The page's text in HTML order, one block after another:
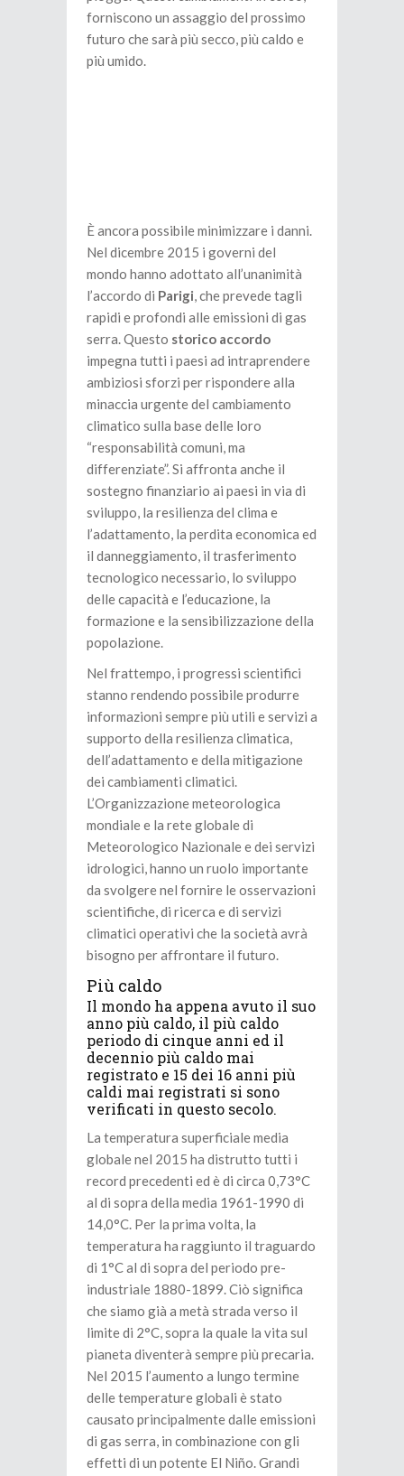
forniscono un assaggio del prossimo
futuro che sarà più secco, più caldo e
più umido.
È ancora possibile minimizzare i danni.
Nel dicembre 2015 i governi del
mondo hanno adottato all’unanimità
l’accordo di Parigi, che prevede tagli
rapidi e profondi alle emissioni di gas
serra. Questo storico accordo
impegna tutti i paesi ad intraprendere
ambiziosi sforzi per rispondere alla
minaccia urgente del cambiamento
climatico sulla base delle loro
“responsabilità comuni, ma
differenziate”. Si affronta anche il
sostegno finanziario ai paesi in via di
sviluppo, la resilienza del clima e
l’adattamento, la perdita economica ed
il danneggiamento, il trasferimento
tecnologico necessario, lo sviluppo
delle capacità e l’educazione, la
formazione e la sensibilizzazione della
popolazione.
Nel frattempo, i progressi scientifici
stanno rendendo possibile produrre
informazioni sempre più utili e servizi a
supporto della resilienza climatica,
dell’adattamento e della mitigazione
dei cambiamenti climatici.
L’Organizzazione meteorologica
mondiale e la rete globale di
Meteorologico Nazionale e dei servizi
idrologici, hanno un ruolo importante
da svolgere nel fornire le osservazioni
scientifiche, di ricerca e di servizi
climatici operativi che la società avrà
bisogno per affrontare il futuro.
Più caldo
Il mondo ha appena avuto il suo
anno più caldo, il più caldo
periodo di cinque anni ed il
decennio più caldo mai
registrato e 15 dei 16 anni più
caldi mai registrati si sono
verificati in questo secolo.
La temperatura superficiale media
globale nel 2015 ha distrutto tutti i
record precedenti ed è di circa 0,73°C
al di sopra della media 1961-1990 di
14,0°C. Per la prima volta, la
temperatura ha raggiunto il traguardo
di 1°C al di sopra del periodo pre-
industriale 1880-1899. Ciò significa
che siamo già a metà strada verso il
limite di 2°C, sopra la quale la vita sul
pianeta diventerà sempre più precaria.
Nel 2015 l’aumento a lungo termine
delle temperature globali è stato
causato principalmente dalle emissioni
di gas serra, in combinazione con gli
effetti di un potente El Niño. Grandi